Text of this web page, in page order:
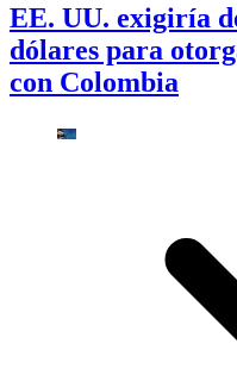
EE. UU. exigiría
dólares para
con Colombia